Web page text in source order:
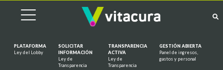
PLATAFORMA
Ley del Lobby
SOLICITAR
INFORMACIÓN
Ley de
Transparencia
TRANSPARENCIA
ACTIVA
Ley de
Transparencia
GESTIÓN ABIERTA
Panel de ingresos,
gastos y personal